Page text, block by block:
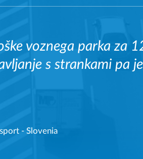
voznega parka za
s strankami pa
- Slovenia